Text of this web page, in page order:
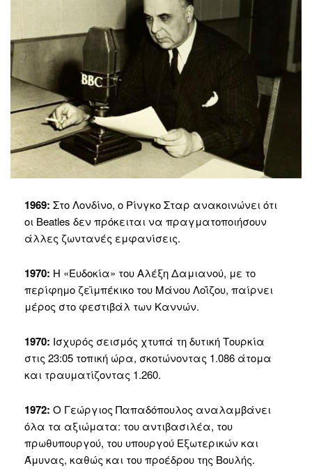
1969: Στο Λονδίνο, ο Ρίνγκο Σταρ ανακοινώνει ότι
οι Beatles δεν πρόκειται να πραγματοποιήσουν
άλλες ζωντανές εμφανίσεις.
1970: Η «Ευδοκία» του Αλέξη Δαμιανού, με το
περίφημο ζεϊμπέκικο του Μάνου Λοΐζου, παίρνει
μέρος στο φεστιβάλ των Καννών.
1970: Ισχυρός σεισμός χτυπά τη δυτική Τουρκία
στις 23:05 τοπική ώρα, σκοτώνοντας 1.086 άτομα
και τραυματίζοντας 1.260.
1972: Ο Γεώργιος Παπαδόπουλος αναλαμβάνει
όλα τα αξιώματα: του αντιβασιλέα, του
πρωθυπουργού, του υπουργού Εξωτερικών και
Άμυνας, καθώς και του προέδρου της Βουλής.